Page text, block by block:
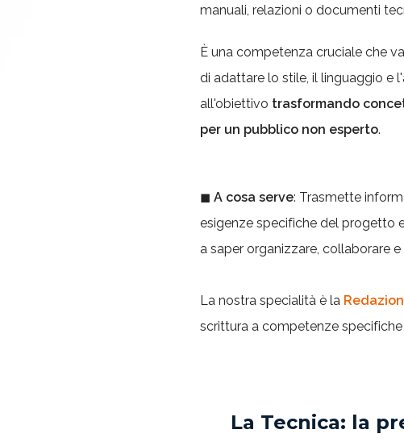
manuali, relazioni o documenti
È una competenza cruciale che
di adattare lo stile, il linguaggio e
all'obiettivo trasformando
per un pubblico non esperto.
◼ A cosa serve: Trasmette
esigenze specifiche del progetto
a saper organizzare, collaborare
La nostra specialità è la
scrittura a competenze
La Tecnica: la